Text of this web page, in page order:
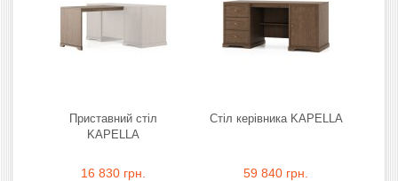
Приставний стіл
KAPELLA
16 830 грн.
Стіл керівника KAPELLA
59 840 грн.